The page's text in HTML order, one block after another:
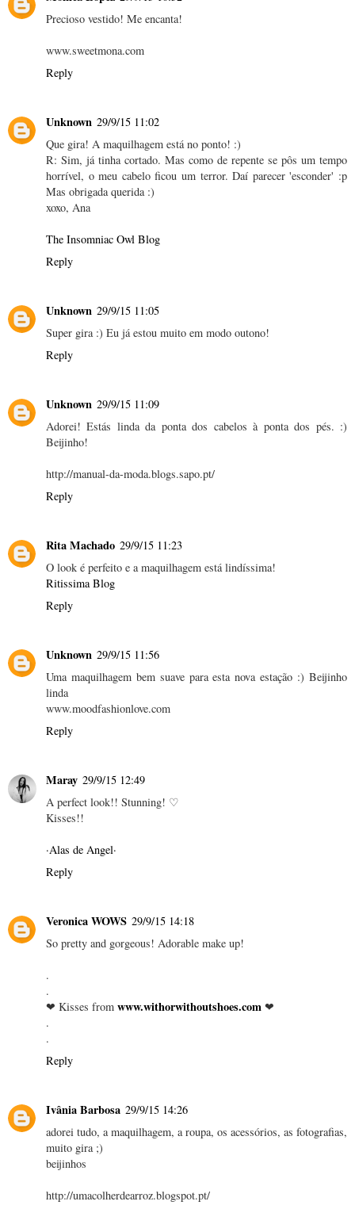
Precioso vestido! Me encanta!
www.sweetmona.com
Reply
Unknown 29/9/15 11:02
Que gira! A maquilhagem está no ponto! :)
R: Sim, já tinha cortado. Mas como de repente se pôs um tempo
horrível, o meu cabelo ficou um terror. Daí parecer 'esconder' :p
Mas obrigada querida :)
xoxo, Ana
The Insomniac Owl Blog
Reply
Unknown 29/9/15 11:05
Super gira :) Eu já estou muito em modo outono!
Reply
Unknown 29/9/15 11:09
Adorei! Estás linda da ponta dos cabelos à ponta dos pés. :)
Beijinho!
http://manual-da-moda.blogs.sapo.pt/
Reply
Rita Machado 29/9/15 11:23
O look é perfeito e a maquilhagem está lindíssima!
Ritissima Blog
Reply
Unknown 29/9/15 11:56
Uma maquilhagem bem suave para esta nova estação :) Beijinho
linda
www.moodfashionlove.com
Reply
Maray 29/9/15 12:49
A perfect look!! Stunning! ♡
Kisses!!
·Alas de Angel·
Reply
Veronica WOWS 29/9/15 14:18
So pretty and gorgeous! Adorable make up!
.
.
❤ Kisses from www.withorwithoutshoes.com ❤
.
.
Reply
Ivânia Barbosa 29/9/15 14:26
adorei tudo, a maquilhagem, a roupa, os acessórios, as fotografias,
muito gira ;)
beijinhos
http://umacolherdearroz.blogspot.pt/